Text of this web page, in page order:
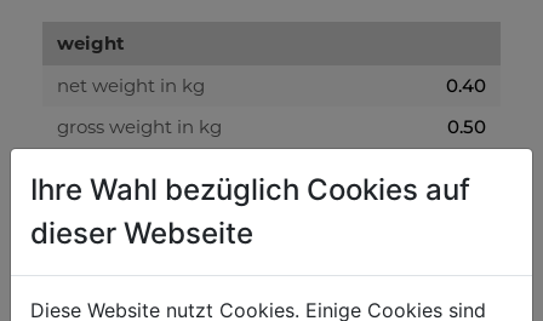
weight
net weight in kg
0.40
gross weight in kg
0.50
packaging
packaging height in mm
packaging width in mm
400
Ihre Wahl bezüglich Cookies auf
dieser Webseite
Diese Website nutzt Cookies. Einige Cookies sind